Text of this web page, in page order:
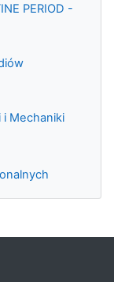
PERIOD -
i Mechaniki